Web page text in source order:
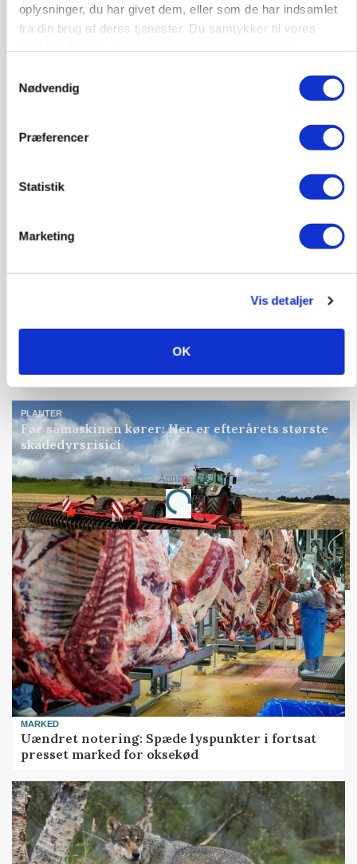
oplysninger, du har givet dem, eller som de har indsamlet
fra din brug af deres tjenester. Du samtykker til vores
Nødvendig
Præferencer
Statistik
Marketing
Vis detaljer
OK
POLITIK
»Nu stopper I«: Landbrugsdebattør og
gødskningslov
KVÆG
Snart kan man søge tilskud til naturprojekter
PLANTER
Før såmaskinen kører: Her er efterårets største
skadedyrsrisici
Annonce
Loading...
MARKED
Uændret notering: Spæde lyspunkter i fortsat
presset marked for oksekød